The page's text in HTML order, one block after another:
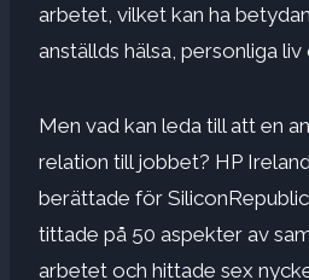
arbetet, vilket kan ha
anställds hälsa, personliga
Men vad kan leda till att en
relation till jobbet? HP
berättade för
tittade på 50 aspekter av
arbetet och hittade sex